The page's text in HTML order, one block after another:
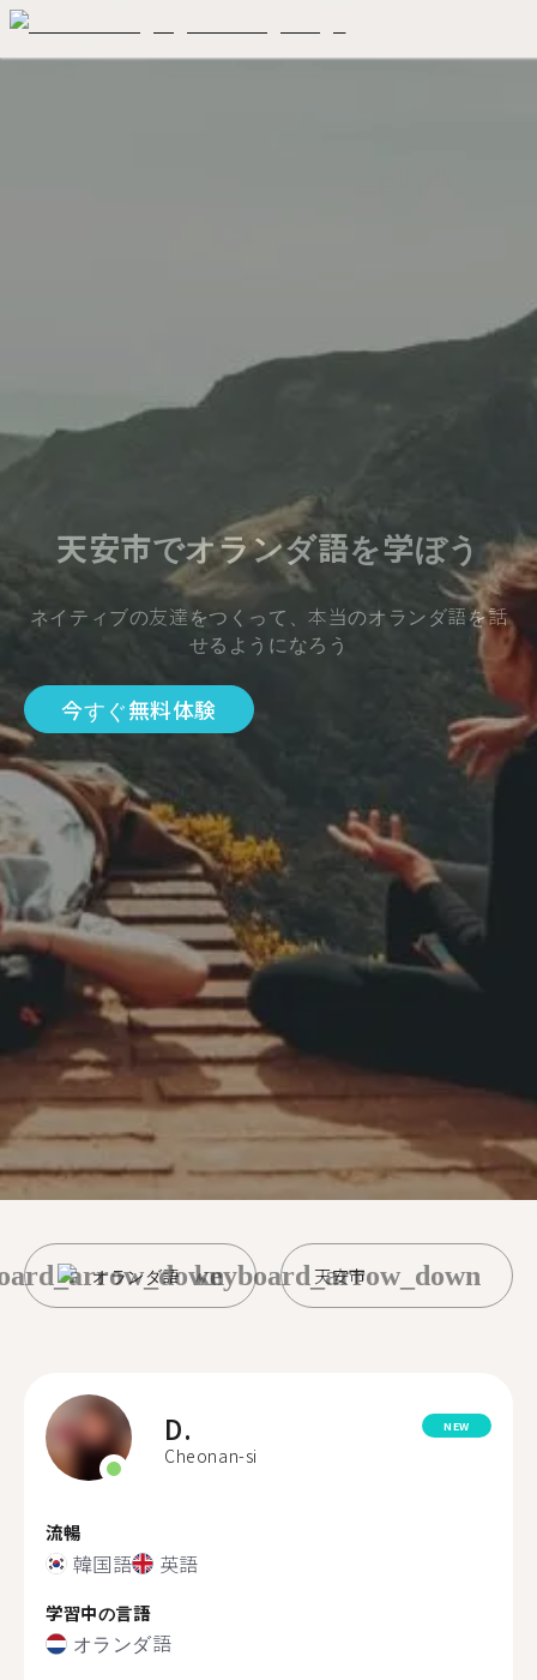
天安市でオランダ語を学ぼう
ネイティブの友達をつくって、本当のオランダ語を話
せるようになろう
今すぐ無料体験
オランダ語 天安市
keyboard_arrow_down
D.
Cheonan-si
NEW
流暢
韓国語 英語
学習中の言語
オランダ語